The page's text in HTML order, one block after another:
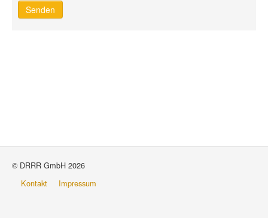
Senden
© DRRR GmbH 2026
Kontakt
Impressum